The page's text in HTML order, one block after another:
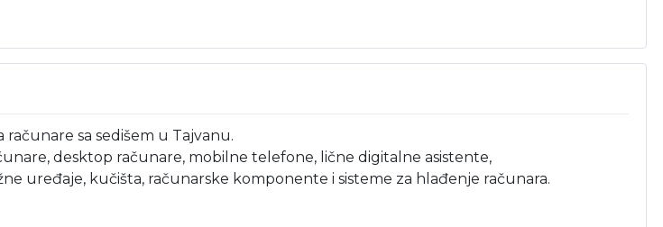
sa sedišem u Tajvanu.
desktop računare, mobilne telefone, lične digitalne asistente,
uređaje, kučišta, računarske komponente i sisteme za hlađenje računara.